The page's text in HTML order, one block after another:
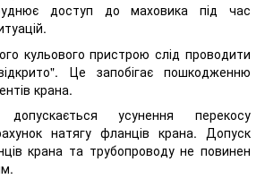
доступ до маховика під час
кульового пристрою слід проводити
Це запобігає пошкодженню
крана.
усунення перекосу
натягу фланців крана. Допуск
крана та трубопроводу не повинен